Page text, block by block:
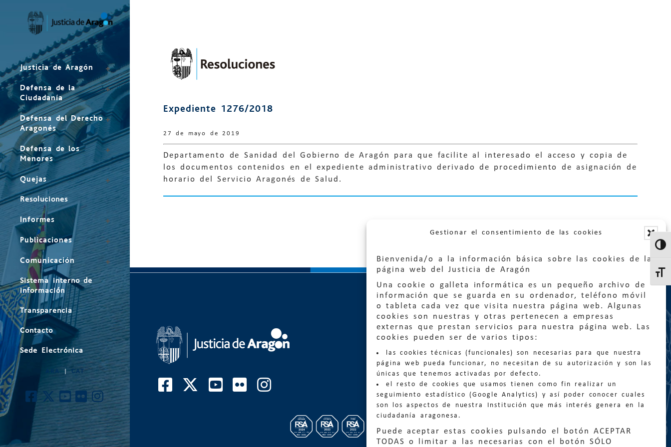
Gestionar el consentimiento de las cookies
Bienvenida/o a la información básica sobre las cookies de la
página web del Justicia de Aragón
Una cookie o galleta informática es un pequeño archivo de
información que se guarda en su ordenador, teléfono móvil
o tableta cada vez que visita nuestra página web. Algunas
cookies son nuestras y otras pertenecen a empresas
externas que prestan servicios para nuestra página web. Las
cookies pueden ser de varios tipos:
las cookies técnicas (funcionales) son necesarias para que nuestra
página web pueda funcionar, no necesitan de su autorización y son las
únicas que tenemos activadas por defecto.
el resto de cookies que usamos tienen como fin realizar un
seguimiento estadístico (Google Analytics) y así poder conocer cuales
son los aspectos de nuestra Institución que más interés genera en la
ciudadanía aragonesa.
Puede aceptar estas cookies pulsando el botón ACEPTAR
TODAS o limitar a las necesarias con el botón SÓLO
Justicia de Aragón
Defensa de la
Ciudadanía
Defensa del Derecho
Aragonés
Defensa de los
Menores
Quejas
Resoluciones
Informes
Publicaciones
Comunicación
Sistema interno de
información
Transparencia
Contacto
Sede Electrónica
|CAT
Expediente 1276/2018
27 de mayo de 2019
Departamento de Sanidad del Gobierno de Aragón para que facilite al interesado el acceso y copia de
los documentos contenidos en el expediente administrativo derivado de procedimiento de asignación de
horario del Servicio Aragonés de Salud.
Quejas:quejas@eljusticiadearagon.es
Información general:
informacion@eljusticiadearagon.es
Teléfonos: 900 210 210/ 976 399 354